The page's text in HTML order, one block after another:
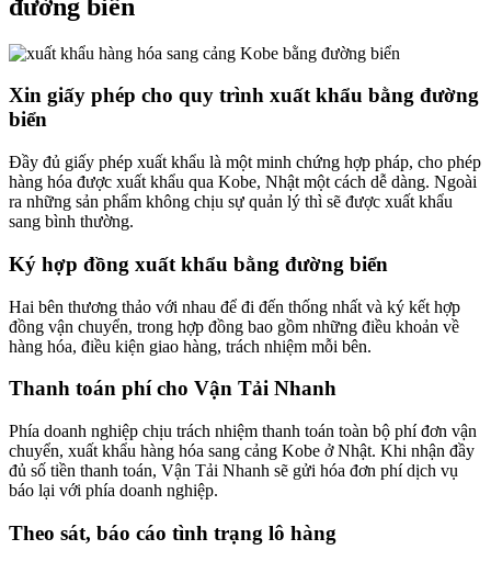
đường biển
Xin giấy phép cho quy trình xuất khẩu bằng đường
biển
Đầy đủ giấy phép xuất khẩu là một minh chứng hợp pháp, cho phép
hàng hóa được xuất khẩu qua Kobe, Nhật một cách dễ dàng. Ngoài
ra những sản phẩm không chịu sự quản lý thì sẽ được xuất khẩu
sang bình thường.
Ký hợp đồng xuất khẩu bằng đường biển
Hai bên thương thảo với nhau để đi đến thống nhất và ký kết hợp
đồng vận chuyển, trong hợp đồng bao gồm những điều khoản về
hàng hóa, điều kiện giao hàng, trách nhiệm mỗi bên.
Thanh toán phí cho Vận Tải Nhanh
Phía doanh nghiệp chịu trách nhiệm thanh toán toàn bộ phí đơn vận
chuyển, xuất khẩu hàng hóa sang cảng Kobe ở Nhật. Khi nhận đầy
đủ số tiền thanh toán, Vận Tải Nhanh sẽ gửi hóa đơn phí dịch vụ
báo lại với phía doanh nghiệp.
Theo sát, báo cáo tình trạng lô hàng